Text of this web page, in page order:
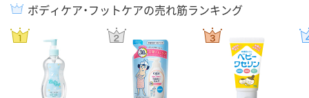
ボディケア・フットケアの売れ筋ランキング